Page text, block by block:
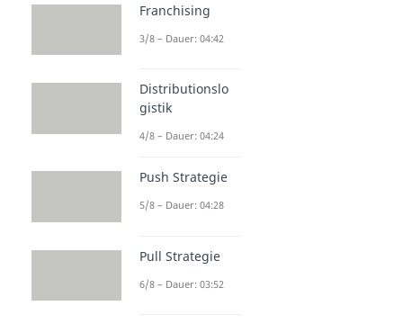
Franchising
3/8 – Dauer: 04:42
Distributionslo
gistik
4/8 – Dauer: 04:24
Push Strategie
5/8 – Dauer: 04:28
Pull Strategie
6/8 – Dauer: 03:52